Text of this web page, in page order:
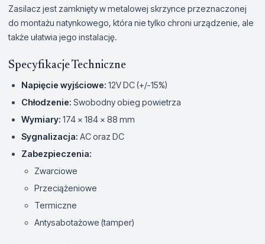
Zasilacz jest zamknięty w metalowej skrzynce przeznaczonej
do montażu natynkowego, która nie tylko chroni urządzenie, ale
także ułatwia jego instalację.
Specyfikacje Techniczne
Napięcie wyjściowe: 12V DC (+/-15%)
Chłodzenie: Swobodny obieg powietrza
Wymiary: 174 x 184 x 88 mm
Sygnalizacja: AC oraz DC
Zabezpieczenia:
Zwarciowe
Przeciążeniowe
Termiczne
Antysabotażowe (tamper)